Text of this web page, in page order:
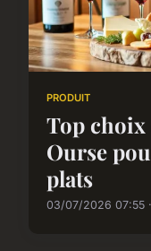
PRODUIT
Top choix
Ourse
plats
03/07/2026 07:55